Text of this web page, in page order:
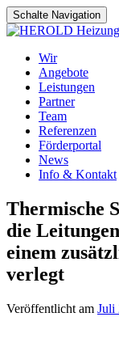
Schalte Navigation
Zum
Inhalt
springen
Wir
Angebote
Leistungen
Partner
Team
Referenzen
Förderportal
News
Info & Kontakt
Thermische
die
einem
verlegt
Veröffentlicht am Juli